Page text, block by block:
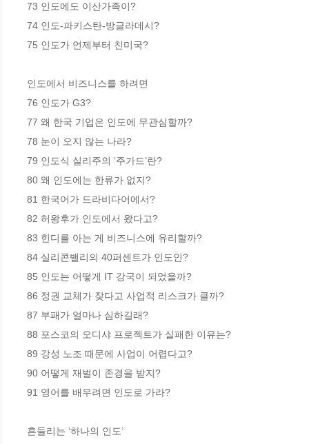
73 인도에도 이산가족이?
74 인도-파키스탄-방글라데시?
75 인도가 언제부터 친미국?
인도에서 비즈니스를 하려면
76 인도가 G3?
77 왜 한국 기업은 인도에 무관심할까?
78 눈이 오지 않는 나라?
79 인도식 실리주의 ‘주가드’란?
80 왜 인도에는 한류가 없지?
81 한국어가 드라비다어에서?
82 허왕후가 인도에서 왔다고?
83 힌디를 아는 게 비즈니스에 유리할까?
84 실리콘밸리의 40퍼센트가 인도인?
85 인도는 어떻게 IT 강국이 되었을까?
86 정권 교체가 잦다고 사업적 리스크가 클까?
87 부패가 얼마나 심하길래?
88 포스코의 오디샤 프로젝트가 실패한 이유는?
89 강성 노조 때문에 사업이 어렵다고?
90 어떻게 재벌이 존경을 받지?
91 영어를 배우려면 인도로 가라?
흔들리는 ‘하나의 인도’